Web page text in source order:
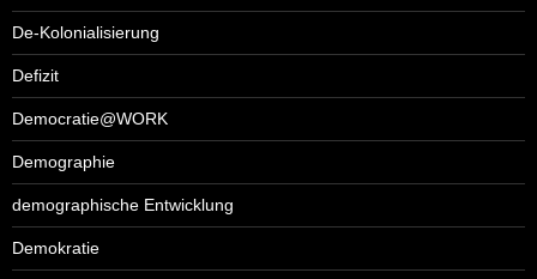
De-Kolonialisierung
Defizit
Democratie@WORK
Demographie
demographische Entwicklung
Demokratie